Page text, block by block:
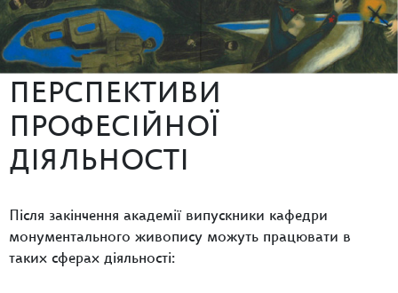
ПЕРСПЕКТИВИ
ПРОФЕСІЙНОЇ
ДІЯЛЬНОСТІ
Після закінчення академії випускники кафедри
монументального живопису можуть працювати в
таких сферах діяльності: